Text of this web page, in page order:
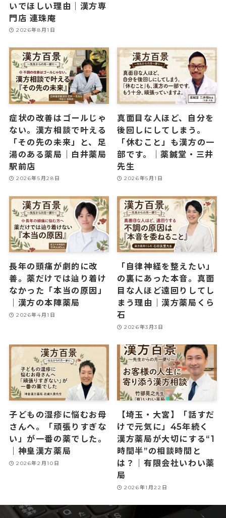
いでほしい理由｜漢方専
門店 連珠庵
2026年8月1日
症状の改善はゴールじゃ
ない。漢方相談で叶える
「その先の未来」と、足
湯のある薬局｜白井薬局
駅前店
2026年5月28日
真面目な人ほど、自分を
後回しにしてしまう。
「休むこと」も漢方の一
部です。｜薬鍼堂・三井
先生
2026年5月1日
長年の頭痛が劇的に改
善。薬だけでは辿り着け
なかった「本当の原因」
｜漢方の本陣薬局
2026年4月1日
「自律神経を整えたい」
の裏にあった本音。真面
目な人ほど遠回りしてし
まう理由｜漢方薬局くら
石
2026年3月3日
子どもの湿疹に悩むお母
さんへ。「頑張りすぎな
い」が一番の薬でした。
｜神皇漢方薬局
2026年2月10日
【埼玉・大宮】「話すだ
けで元気に」45年続く
漢方薬局が大切にする“1
時間半”の相談時間と
は？｜有限会社いわい薬
局
2026年1月22日